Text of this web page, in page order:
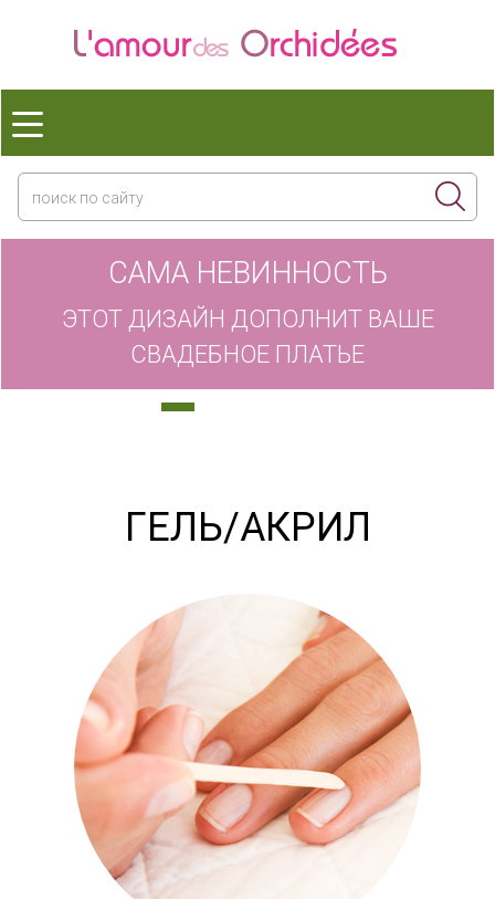
САМА НЕВИННОСТЬ
ЭТОТ ДИЗАЙН ДОПОЛНИТ ВАШЕ
СВАДЕБНОЕ ПЛАТЬЕ
ГЕЛЬ/АКРИЛ